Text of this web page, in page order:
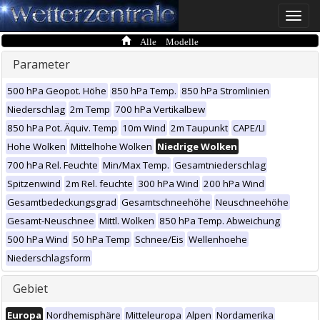
Toggle
Alle Modelle
Parameter
500 hPa Geopot. Höhe 850 hPa Temp. 850 hPa Stromlinien
Niederschlag 2m Temp 700 hPa Vertikalbew
850 hPa Pot. Äquiv. Temp 10m Wind 2m Taupunkt CAPE/LI
Hohe Wolken Mittelhohe Wolken Niedrige Wolken
700 hPa Rel. Feuchte Min/Max Temp. Gesamtniederschlag
Spitzenwind 2m Rel. feuchte 300 hPa Wind 200 hPa Wind
Gesamtbedeckungsgrad Gesamtschneehöhe Neuschneehöhe
Gesamt-Neuschnee Mittl. Wolken 850 hPa Temp. Abweichung
500 hPa Wind 50 hPa Temp Schnee/Eis Wellenhoehe
Niederschlagsform
Gebiet
Europa Nordhemisphäre Mitteleuropa Alpen Nordamerika